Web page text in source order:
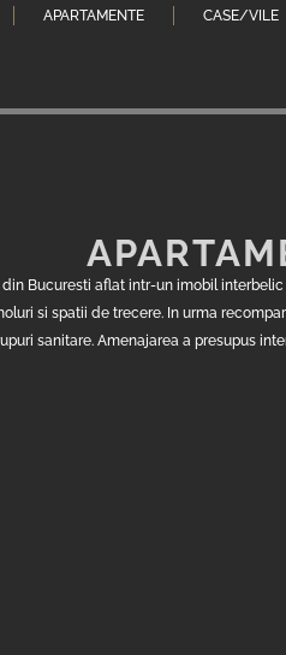
APARTAMENTE CASE/VILE
Bucuresti aflat intr-un imobil
si spatii de trecere. In urma
sanitare. Amenajarea a presupus